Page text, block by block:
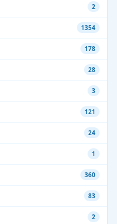
2
1354
178
28
3
121
24
1
360
83
2